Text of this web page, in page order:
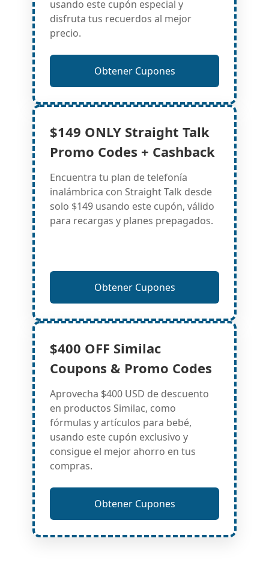
usando este cupón especial y
disfruta tus recuerdos al mejor
precio.
Obtener Cupones
$149 ONLY Straight Talk
Promo Codes + Cashback
Encuentra tu plan de telefonía
inalámbrica con Straight Talk desde
solo $149 usando este cupón, válido
para recargas y planes prepagados.
Obtener Cupones
$400 OFF Similac
Coupons & Promo Codes
Aprovecha $400 USD de descuento
en productos Similac, como
fórmulas y artículos para bebé,
usando este cupón exclusivo y
consigue el mejor ahorro en tus
compras.
Obtener Cupones